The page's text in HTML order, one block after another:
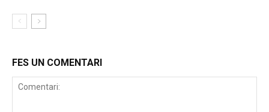
FES UN COMENTARI